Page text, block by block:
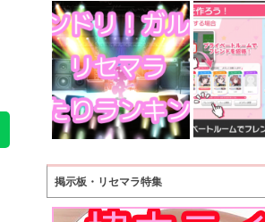
掲示板・リセマラ特集